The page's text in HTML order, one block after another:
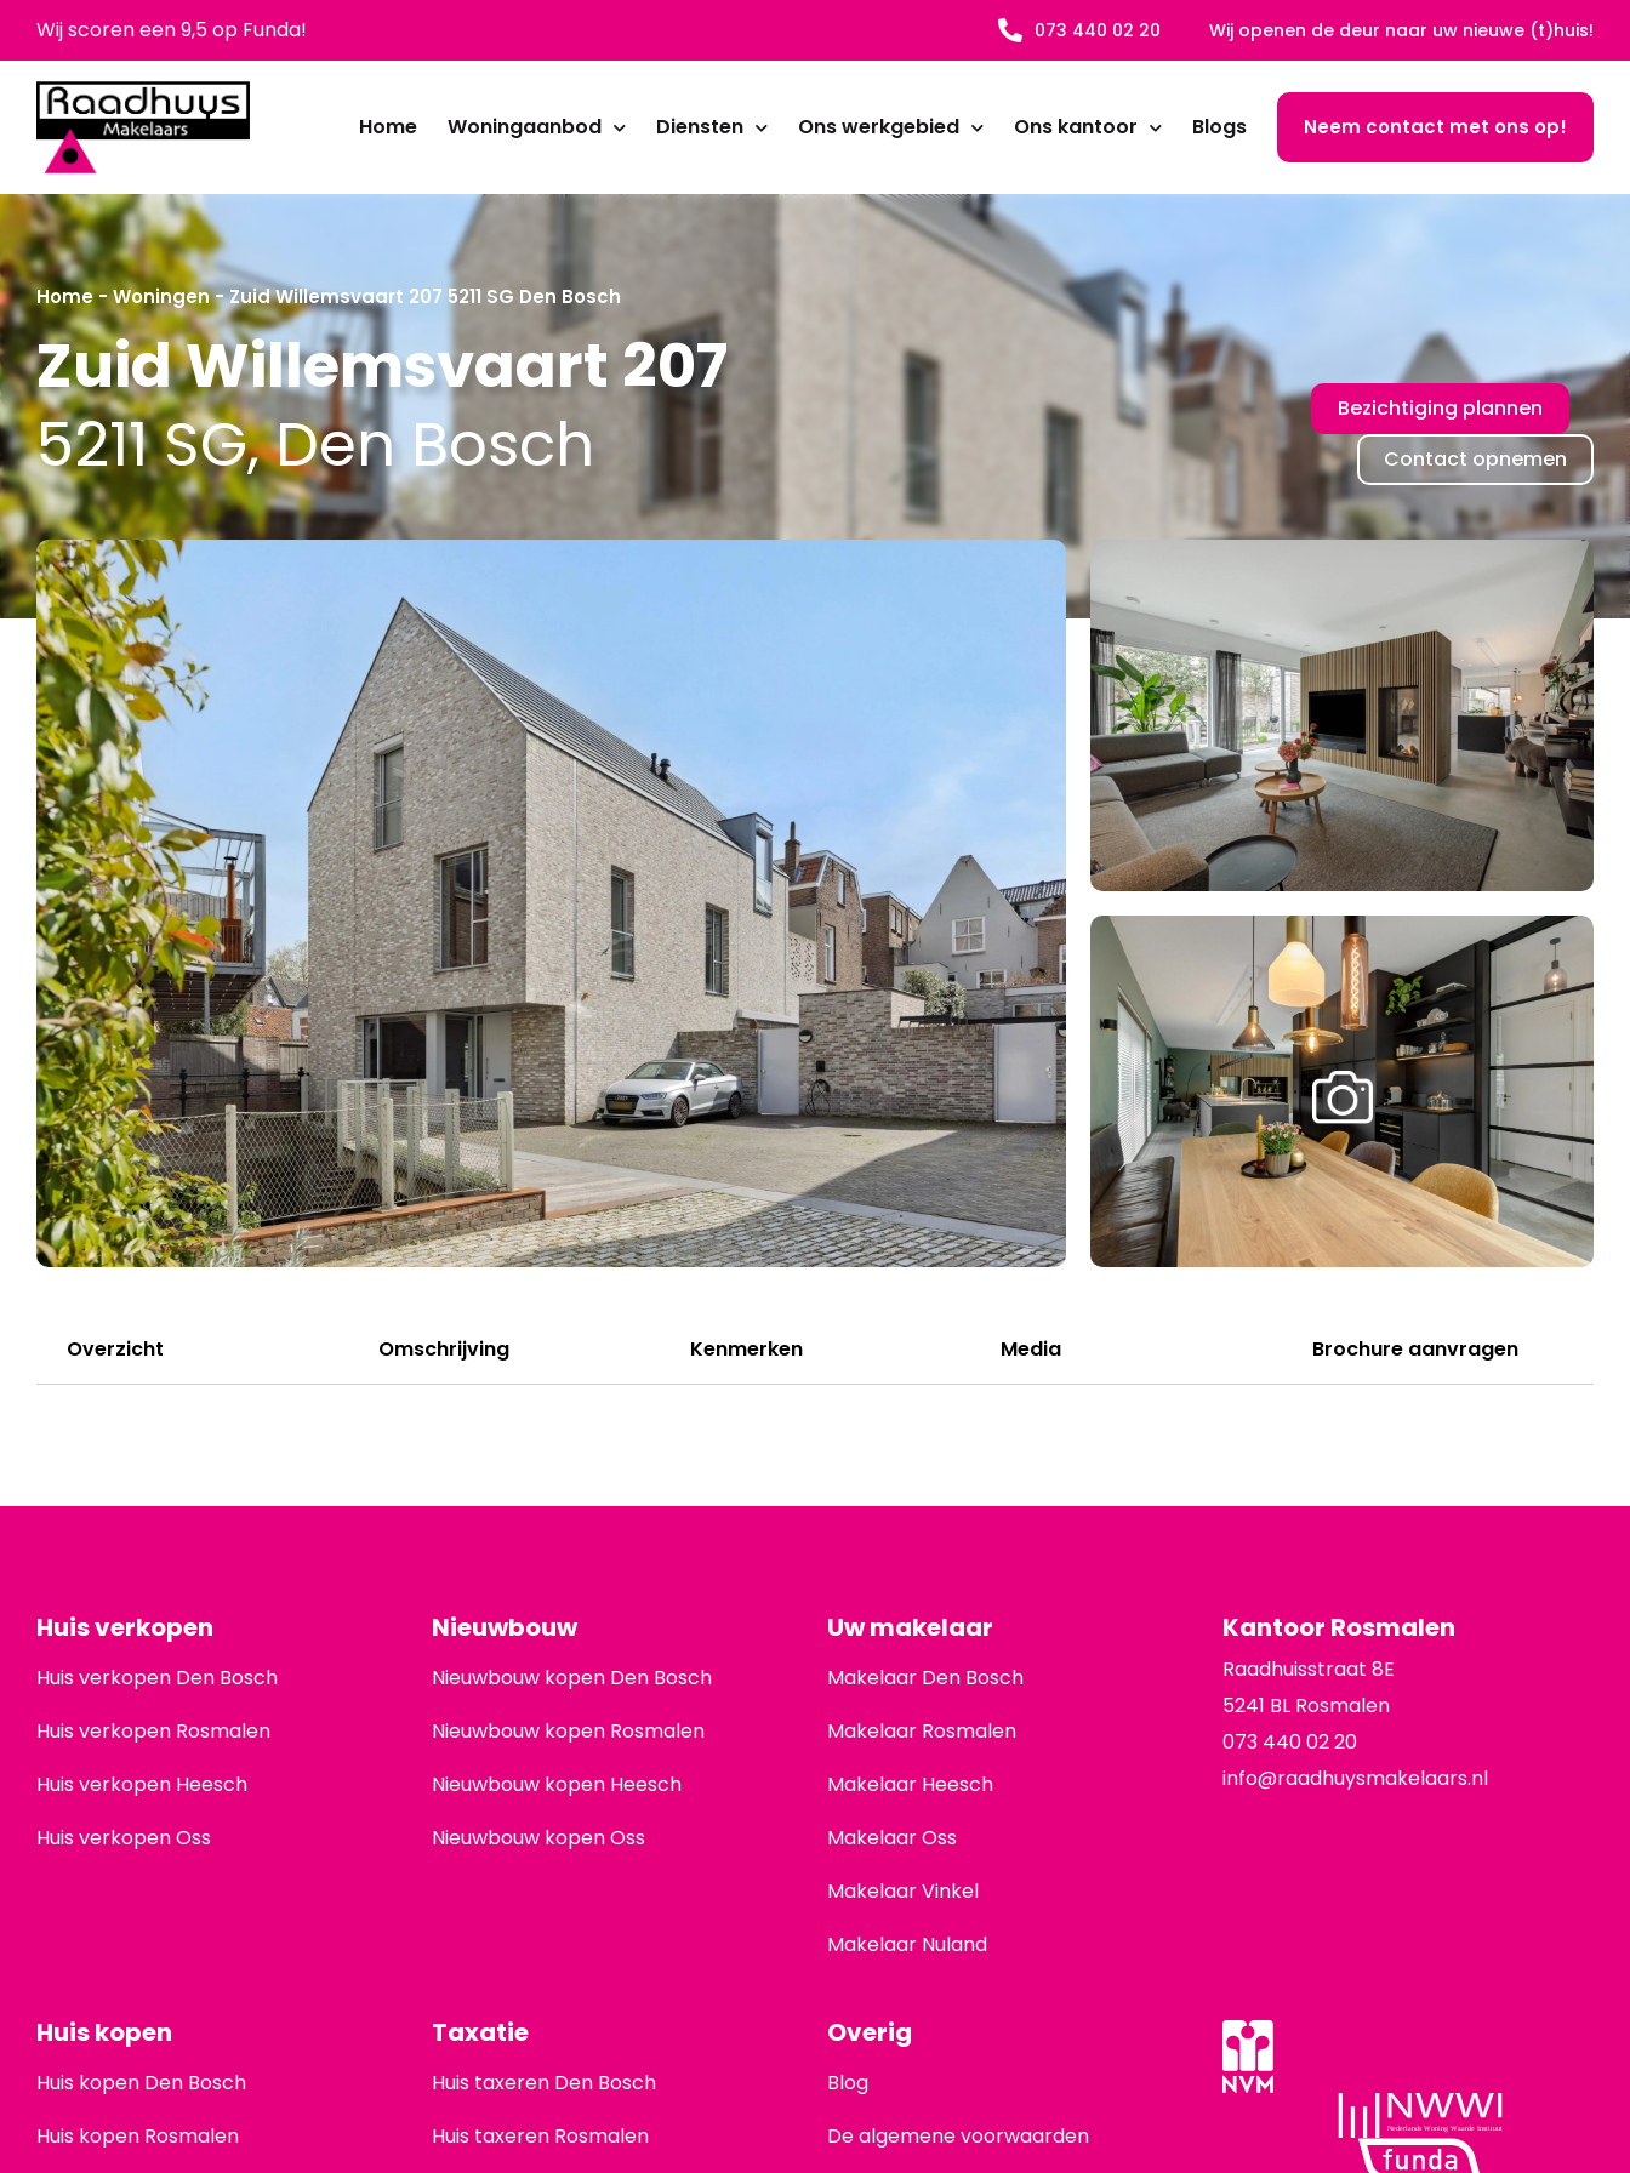
Wij scoren een 9,5 op Funda! 073 440 02 20 Wij openen de deur naar uw nieuwe (t)huis!
Home Woningaanbod Diensten Ons werkgebied Ons kantoor Blogs Neem contact met ons op!
Home-Woningen-Zuid Willemsvaart 207 5211 SG Den Bosch
Zuid Willemsvaart 207
5211 SG, Den Bosch
Bezichtiging plannen
Contact opnemen
Overzicht Omschrijving Kenmerken Media Brochure aanvragen
Huis verkopen
Huis verkopen Den Bosch
Huis verkopen Rosmalen
Huis verkopen Heesch
Huis verkopen Oss
Nieuwbouw
Nieuwbouw kopen Den Bosch
Nieuwbouw kopen Rosmalen
Nieuwbouw kopen Heesch
Nieuwbouw kopen Oss
Uw makelaar
Makelaar Den Bosch
Makelaar Rosmalen
Makelaar Heesch
Makelaar Oss
Makelaar Vinkel
Makelaar Nuland
Kantoor Rosmalen
Raadhuisstraat 8E
5241 BL Rosmalen
073 440 02 20
info@raadhuysmakelaars.nl
Huis kopen
Huis kopen Den Bosch
Huis kopen Rosmalen
Taxatie
Huis taxeren Den Bosch
Huis taxeren Rosmalen
Overig
Blog
De algemene voorwaarden